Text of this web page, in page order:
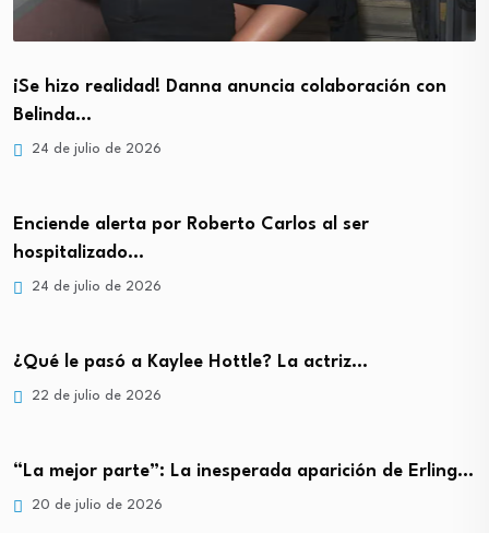
¡Se hizo realidad! Danna anuncia colaboración con
Belinda…
24 de julio de 2026
Enciende alerta por Roberto Carlos al ser
hospitalizado…
24 de julio de 2026
¿Qué le pasó a Kaylee Hottle? La actriz…
22 de julio de 2026
“La mejor parte”: La inesperada aparición de Erling…
20 de julio de 2026